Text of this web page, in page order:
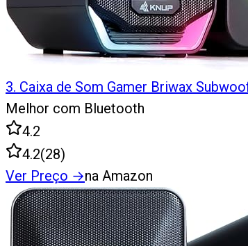
3. Caixa de Som Gamer Briwax
Melhor com Bluetooth
4.2
4.2(28)
Ver Preço →na Amazon